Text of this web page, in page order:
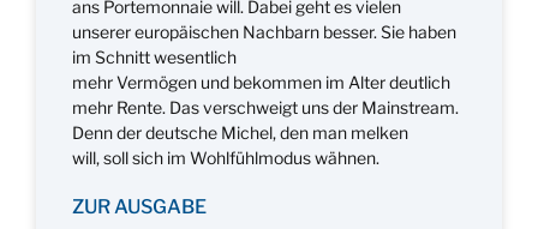
ans Portemonnaie will. Dabei geht es vielen
unserer europäischen Nachbarn besser. Sie haben
im Schnitt wesentlich
mehr Vermögen und bekommen im Alter deutlich
mehr Rente. Das verschweigt uns der Mainstream.
Denn der deutsche Michel, den man melken
will, soll sich im Wohlfühlmodus wähnen.
ZUR AUSGABE